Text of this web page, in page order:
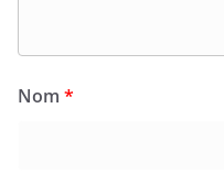
Nom *